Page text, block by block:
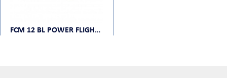
FCM 12 BL POWER FLIGHT CASES